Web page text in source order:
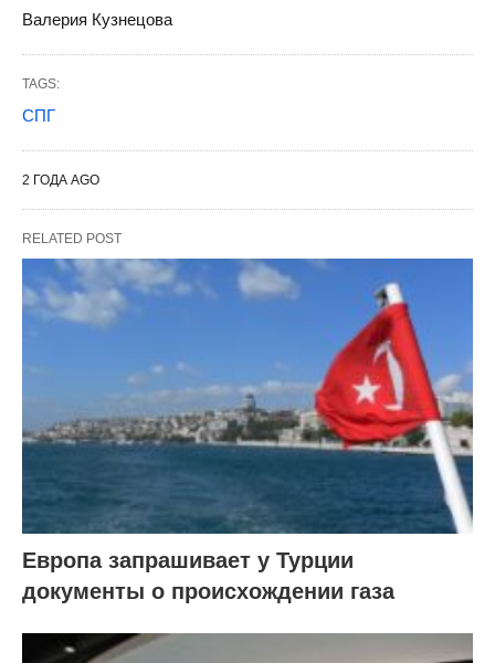
Валерия Кузнецова
TAGS:
СПГ
2 ГОДА AGO
RELATED POST
Европа запрашивает у Турции
документы о происхождении газа